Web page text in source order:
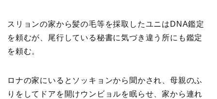
スリョンの家から髪の毛等を採取したユニはDNA鑑定
を頼むが、尾行している秘書に気づき違う所にも鑑定
を頼む。
ロナの家にいるとソッキョンから聞かされ、母親のふ
りをしてドアを開けウンビョルを眠らせ、家から連れ